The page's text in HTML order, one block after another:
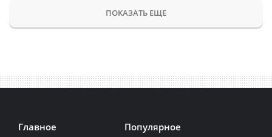
ПОКАЗАТЬ ЕЩЕ
Главное Популярное